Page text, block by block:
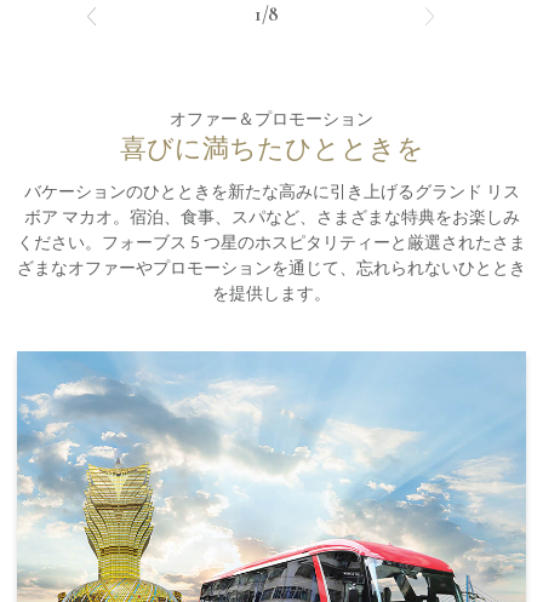
1/8
オファー＆プロモーション
喜びに満ちたひとときを
バケーションのひとときを新たな高みに引き上げるグランド リス
ボア マカオ。宿泊、食事、スパなど、さまざまな特典をお楽しみ
ください。フォーブス 5 つ星のホスピタリティーと厳選されたさま
ざまなオファーやプロモーションを通じて、忘れられないひととき
を提供します。